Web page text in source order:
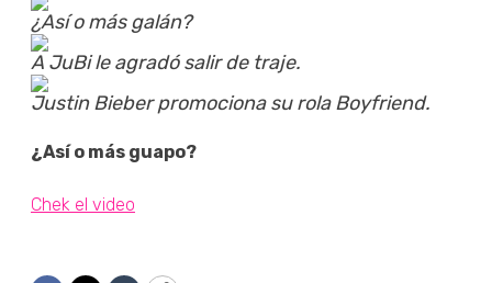
¿Así o más galán?
A JuBi le agradó salir de traje.
Justin Bieber promociona su rola Boyfriend.
¿Así o más guapo?
Chek el video